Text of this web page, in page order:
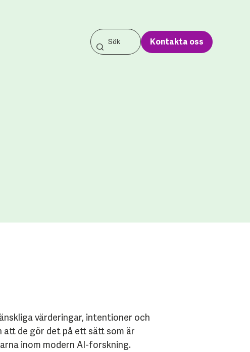
Kontakta oss
värderingar, intentioner och
de gör det på ett sätt som är
inom modern AI-forskning.